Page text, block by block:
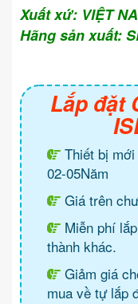
Xuất xứ: VIỆT
Hãng sản xuất:
Lắp đặt
Thiết bị
02-05Năm
Giá trên
Miễn phí
thành khác.
Giảm giá
mua về tự lắp